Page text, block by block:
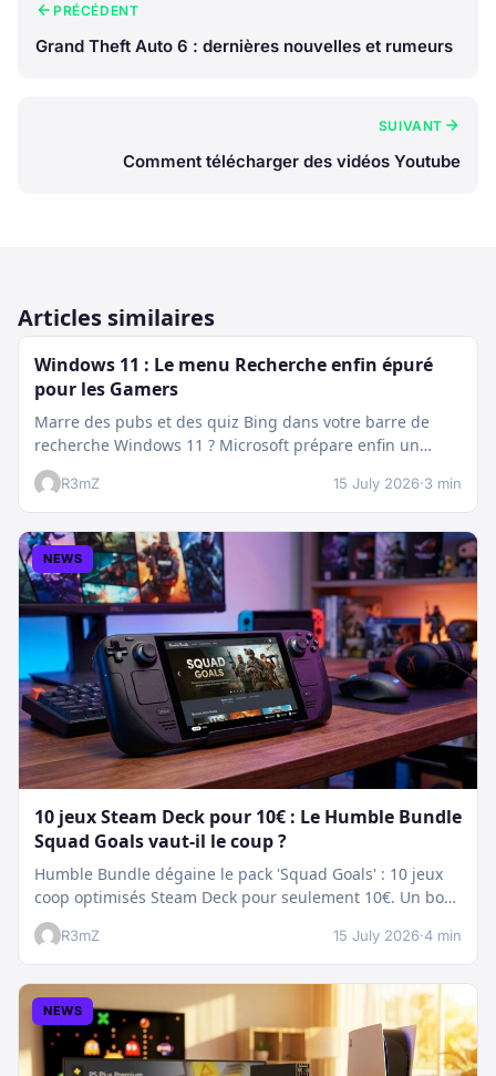
PRÉCÉDENT
Grand Theft Auto 6 : dernières nouvelles et rumeurs
SUIVANT
Comment télécharger des vidéos Youtube
Articles similaires
Windows 11 : Le menu Recherche enfin épuré
pour les Gamers
Marre des pubs et des quiz Bing dans votre barre de
recherche Windows 11 ? Microsoft prépare enfin un
nettoyage…
R3mZ 15 July 2026·3 min
NEWS
10 jeux Steam Deck pour 10€ : Le Humble Bundle
Squad Goals vaut-il le coup ?
Humble Bundle dégaine le pack 'Squad Goals' : 10 jeux
coop optimisés Steam Deck pour seulement 10€. Un bon
plan…
R3mZ 15 July 2026·4 min
NEWS